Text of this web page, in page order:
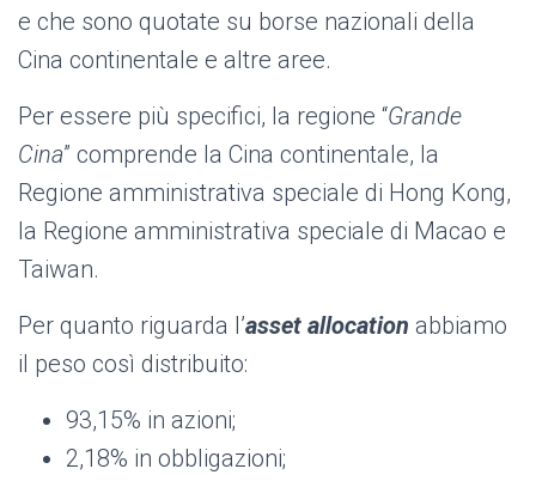
e che sono quotate su borse nazionali della
Cina continentale e altre aree.
Per essere più specifici, la regione “Grande
Cina” comprende la Cina continentale, la
Regione amministrativa speciale di Hong Kong,
la Regione amministrativa speciale di Macao e
Taiwan.
Per quanto riguarda l’asset allocation abbiamo
il peso così distribuito:
93,15% in azioni;
2,18% in obbligazioni;